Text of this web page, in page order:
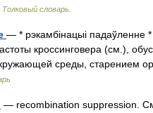
словарь.
— * рэкамбінацыі падаўленне
кроссинговера (см.),
среды, старением
— recombination suppression.